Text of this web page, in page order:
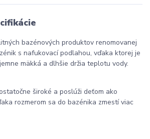
bazénových produktov renomovanej
s nafukovací podlahou, vďaka ktorej je
mäkká a dlhšie držia teplotu vody.
široké a poslúži deťom ako
rozmerom sa do bazénika zmestí viac